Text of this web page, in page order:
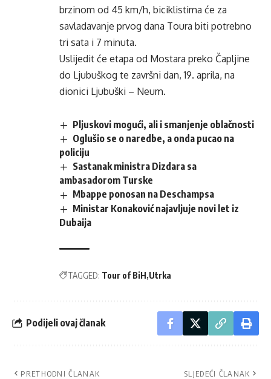
brzinom od 45 km/h, biciklistima će za
savladavanje prvog dana Toura biti potrebno
tri sata i 7 minuta.
Uslijedit će etapa od Mostara preko Čapljine
do Ljubuškog te završni dan, 19. aprila, na
dionici Ljubuški – Neum.
Pljuskovi mogući, ali i smanjenje oblačnosti
Oglušio se o naredbe, a onda pucao na
policiju
Sastanak ministra Dizdara sa
ambasadorom Turske
Mbappe ponosan na Deschampsa
Ministar Konaković najavljuje novi let iz
Dubaija
TAGGED: Tour of BiH Utrka
Podijeli ovaj članak
PRETHODNI ČLANAK SLJEDEĆI ČLANAK